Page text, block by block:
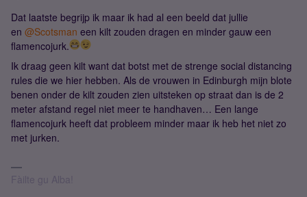
Dat laatste begrijp ik maar ik had al een beeld dat jullie
en @Scotsman een kilt zouden dragen en minder gauw een
flamencojurk.
Ik draag geen kilt want dat botst met de strenge social distancing
rules die we hier hebben. Als de vrouwen in Edinburgh mijn blote
benen onder de kilt zouden zien uitsteken op straat dan is de 2
meter afstand regel niet meer te handhaven… Een lange
flamencojurk heeft dat probleem minder maar ik heb het niet zo
met jurken.
Fàilte gu Alba!